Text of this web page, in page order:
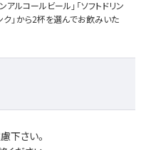
ルコールビール」「ソフトドリン
ク」から2杯を選んでお飲みいた
下さい。